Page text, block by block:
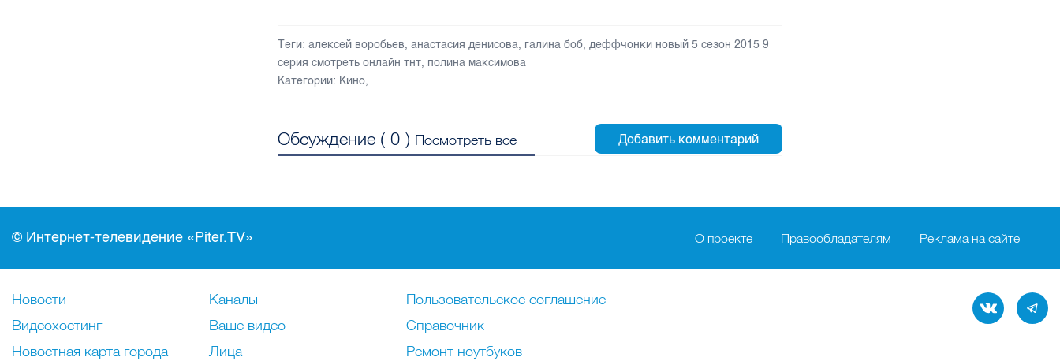
Теги: алексей воробьев,анастасия денисова, галина боб,деффчонки новый 5 сезон 2015 9
серия смотреть онлайн тнт, полина максимова
Категории: Кино,
Обсуждение (0 ) Посмотреть все
© Интернет-телевидение «Piter.TV» О проекте Правообладателям Реклама на сайте
Новости
Видеохостинг
Новостная карта города
Каналы
Ваше видео
Лица
Пользовательское соглашение
Справочник
Ремонт нoутбуков